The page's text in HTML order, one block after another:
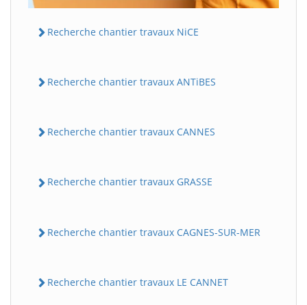
Recherche chantier travaux NiCE
Recherche chantier travaux ANTiBES
Recherche chantier travaux CANNES
Recherche chantier travaux GRASSE
Recherche chantier travaux CAGNES-SUR-MER
Recherche chantier travaux LE CANNET